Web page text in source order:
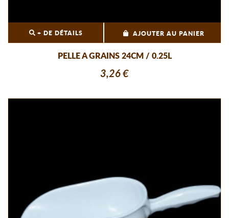
+ DE DÉTAILS AJOUTER AU PANIER
PELLE A GRAINS 24CM / 0.25L
3,26 €